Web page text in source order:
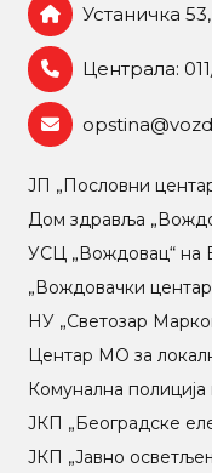
Устаничка
Централа:
ЈП „Пословни
Дом здравља
УСЦ „Вождовац“ на
„Вождовачки
НУ „Светозар
Центар МO за
Комунална
ЈКП „Београдске
ЈКП „Јавно